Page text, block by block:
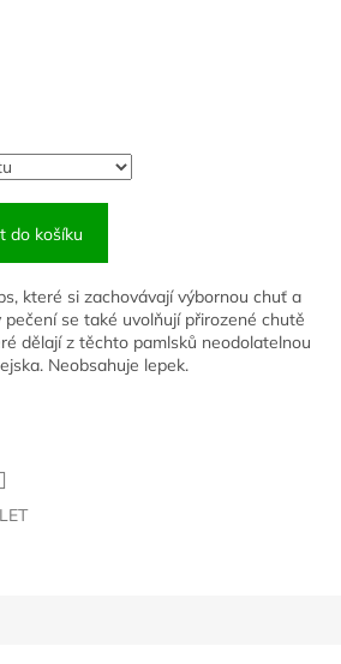
do košíku
které si zachovávají výbornou chuť a
se také uvolňují přirozené chutě
dělají z těchto pamlsků neodolatelnou
Neobsahuje lepek.